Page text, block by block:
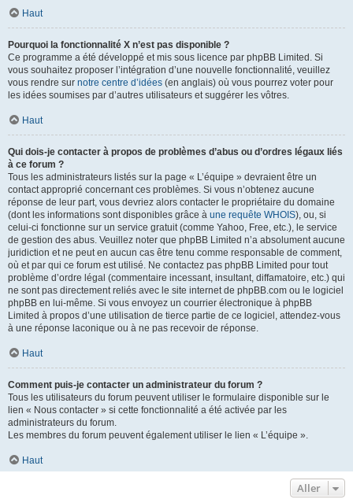
Haut
Pourquoi la fonctionnalité X n’est pas disponible ?
Ce programme a été développé et mis sous licence par phpBB Limited. Si
vous souhaitez proposer l’intégration d’une nouvelle fonctionnalité, veuillez
vous rendre sur notre centre d’idées (en anglais) où vous pourrez voter pour
les idées soumises par d’autres utilisateurs et suggérer les vôtres.
Haut
Qui dois-je contacter à propos de problèmes d’abus ou d’ordres légaux liés
à ce forum ?
Tous les administrateurs listés sur la page « L’équipe » devraient être un
contact approprié concernant ces problèmes. Si vous n’obtenez aucune
réponse de leur part, vous devriez alors contacter le propriétaire du domaine
(dont les informations sont disponibles grâce à une requête WHOIS), ou, si
celui-ci fonctionne sur un service gratuit (comme Yahoo, Free, etc.), le service
de gestion des abus. Veuillez noter que phpBB Limited n’a absolument aucune
juridiction et ne peut en aucun cas être tenu comme responsable de comment,
où et par qui ce forum est utilisé. Ne contactez pas phpBB Limited pour tout
problème d’ordre légal (commentaire incessant, insultant, diffamatoire, etc.) qui
ne sont pas directement reliés avec le site internet de phpBB.com ou le logiciel
phpBB en lui-même. Si vous envoyez un courrier électronique à phpBB
Limited à propos d’une utilisation de tierce partie de ce logiciel, attendez-vous
à une réponse laconique ou à ne pas recevoir de réponse.
Haut
Comment puis-je contacter un administrateur du forum ?
Tous les utilisateurs du forum peuvent utiliser le formulaire disponible sur le
lien « Nous contacter » si cette fonctionnalité a été activée par les
administrateurs du forum.
Les membres du forum peuvent également utiliser le lien « L’équipe ».
Haut
Aller